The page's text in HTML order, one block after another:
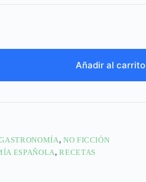
Añadir al carrito
, NO FICCIÓN
ESPAÑOLA,RECETAS